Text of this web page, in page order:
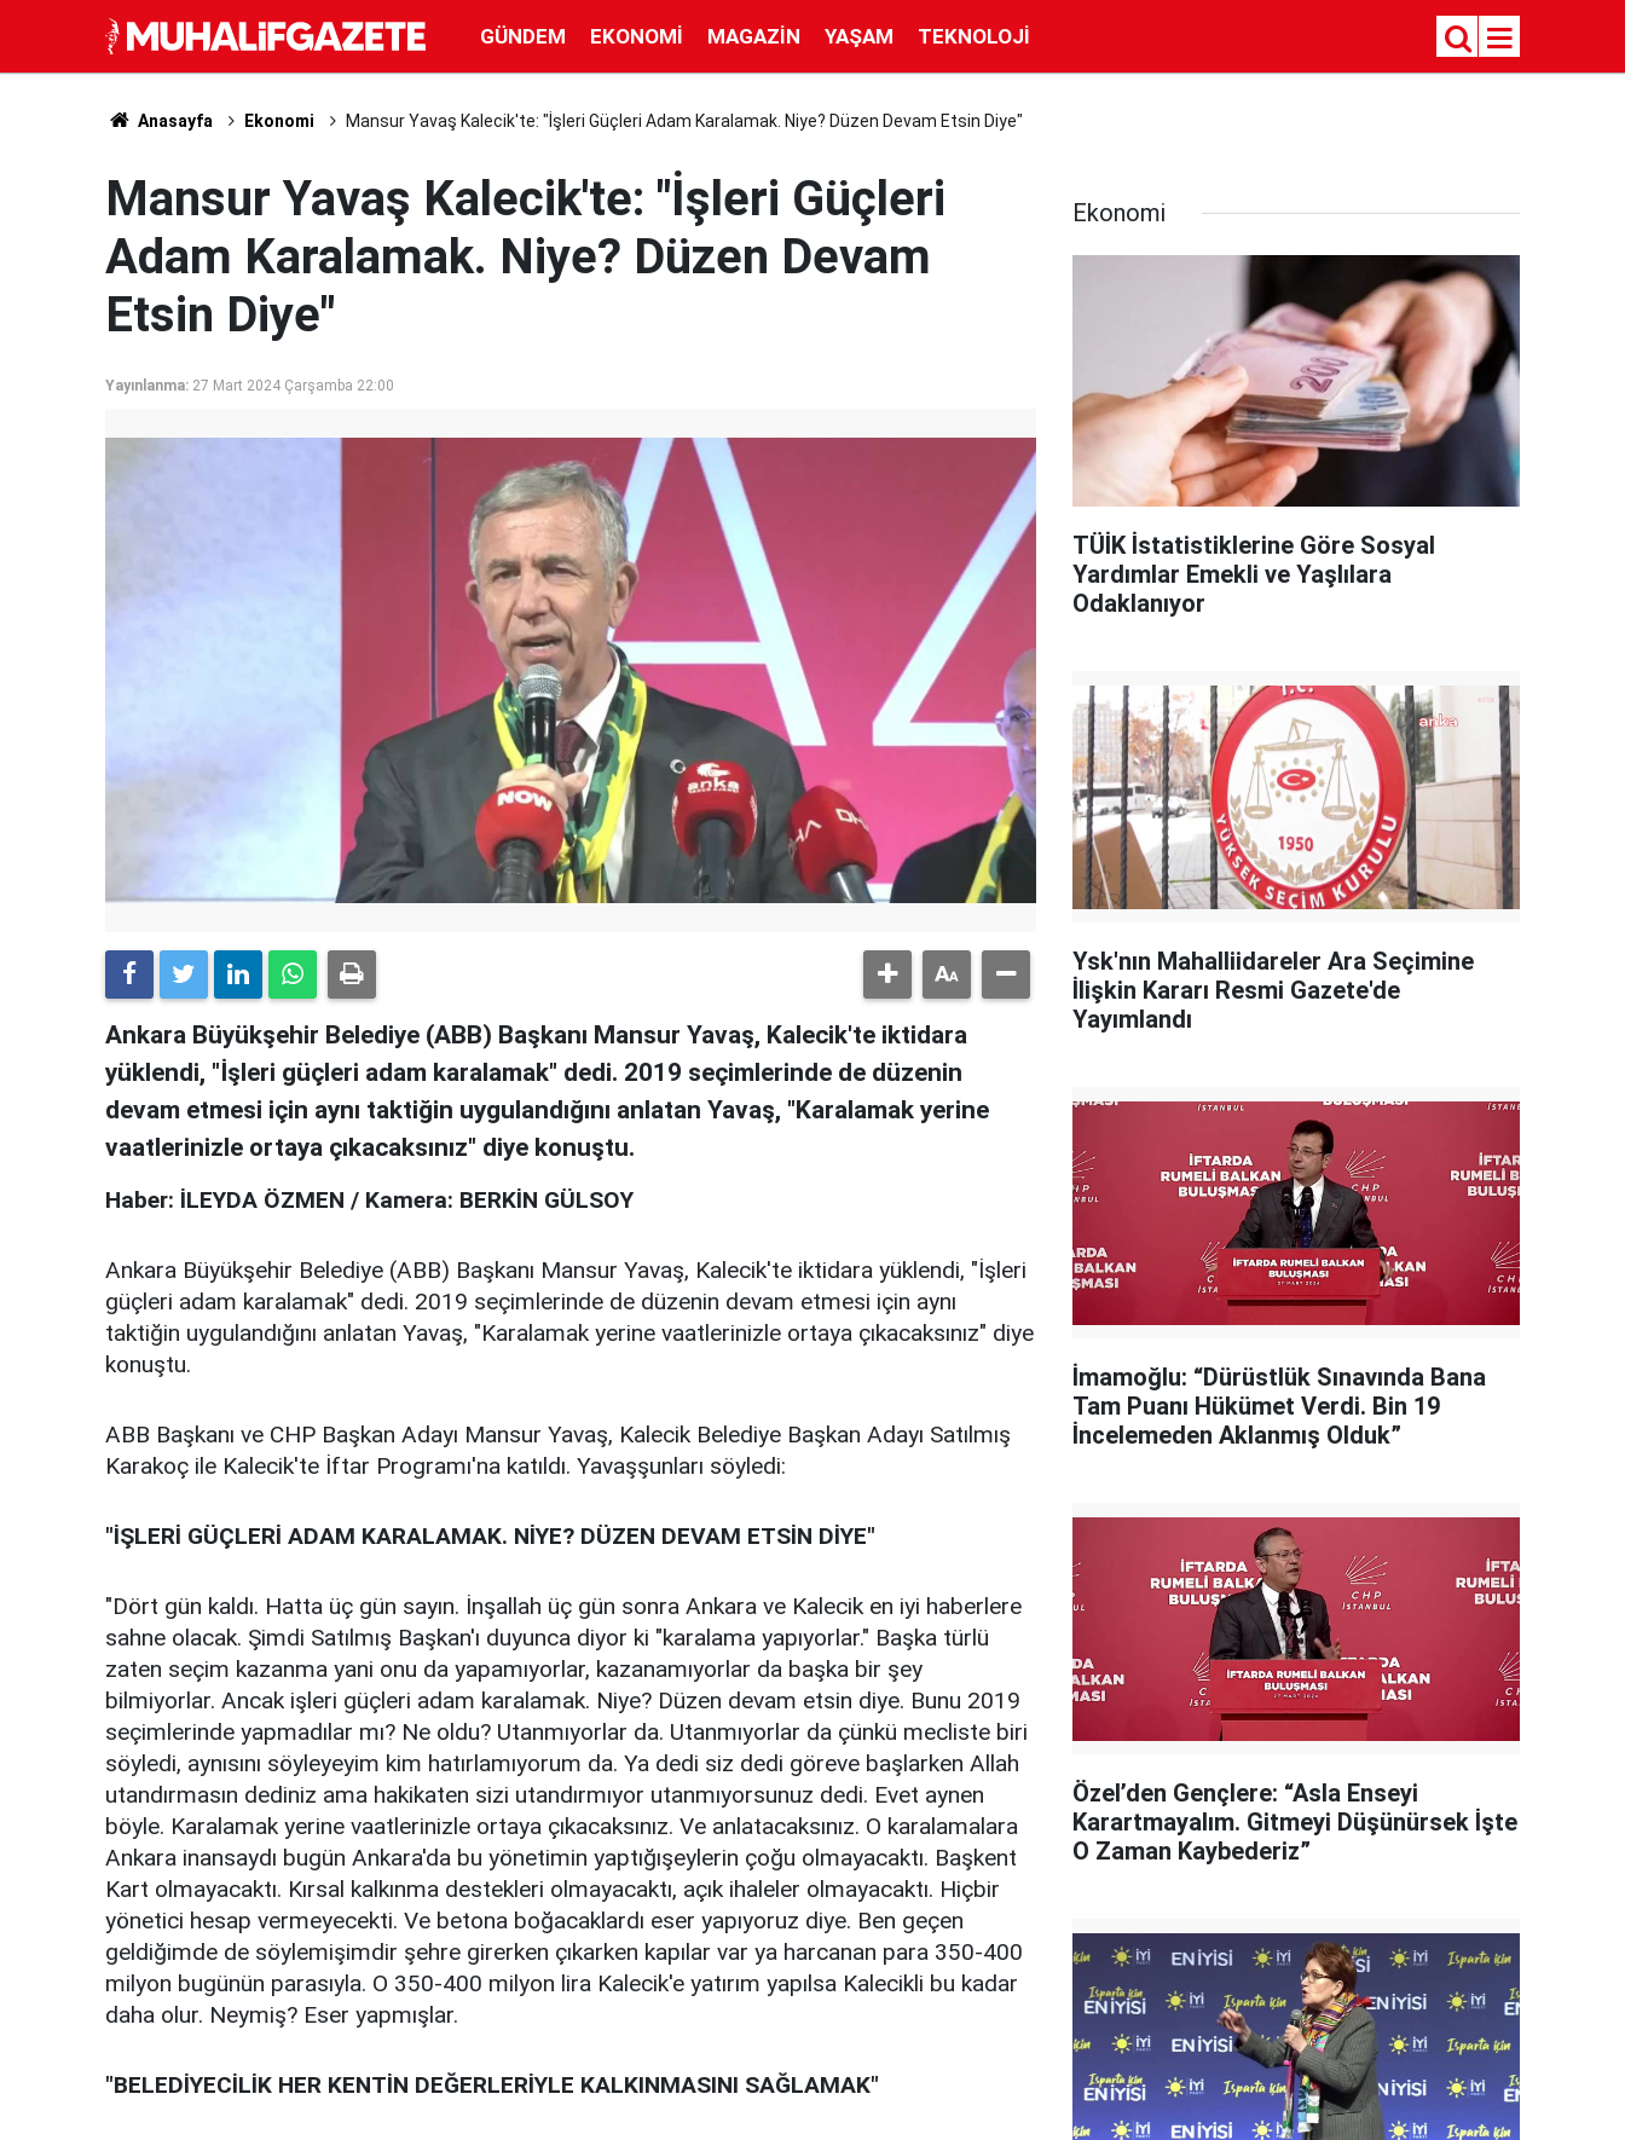
GÜNDEM EKONOMI MAGAZIN YAŞAM TEKNOLOJI
Anasayfa Ekonomi Mansur Yavaş Kalecik'te: "İşleri Güçleri Adam Karalamak. Niye? Düzen Devam Etsin Diye"
Mansur Yavaş Kalecik'te: "İşleri Güçleri
Adam Karalamak. Niye? Düzen Devam
Etsin Diye"
Yayınlanma: 27 Mart 2024 Çarşamba 22:00
Ankara Büyükşehir Belediye (ABB) Başkanı Mansur Yavaş, Kalecik'te iktidara
yüklendi, "İşleri güçleri adam karalamak" dedi. 2019 seçimlerinde de düzenin
devam etmesi için aynı taktiğin uygulandığını anlatan Yavaş, "Karalamak yerine
vaatlerinizle ortaya çıkacaksınız" diye konuştu.
Haber: İLEYDA ÖZMEN / Kamera: BERKİN GÜLSOY
Ankara Büyükşehir Belediye (ABB) Başkanı Mansur Yavaş, Kalecik'te iktidara yüklendi, "İşleri
güçleri adam karalamak" dedi. 2019 seçimlerinde de düzenin devam etmesi için aynı
taktiğin uygulandığını anlatan Yavaş, "Karalamak yerine vaatlerinizle ortaya çıkacaksınız" diye
konuştu.
ABB Başkanı ve CHP Başkan Adayı Mansur Yavaş, Kalecik Belediye Başkan Adayı Satılmış
Karakoç ile Kalecik'te İftar Programı'na katıldı. Yavaşşunları söyledi:
"İŞLERİ GÜÇLERİ ADAM KARALAMAK. NİYE? DÜZEN DEVAM ETSİN DİYE"
"Dört gün kaldı. Hatta üç gün sayın. İnşallah üç gün sonra Ankara ve Kalecik en iyi haberlere
sahne olacak. Şimdi Satılmış Başkan'ı duyunca diyor ki "karalama yapıyorlar." Başka türlü
zaten seçim kazanma yani onu da yapamıyorlar, kazanamıyorlar da başka bir şey
bilmiyorlar. Ancak işleri güçleri adam karalamak. Niye? Düzen devam etsin diye. Bunu 2019
seçimlerinde yapmadılar mı? Ne oldu? Utanmıyorlar da. Utanmıyorlar da çünkü mecliste biri
söyledi, aynısını söyleyeyim kim hatırlamıyorum da. Ya dedi siz dedi göreve başlarken Allah
utandırmasın dediniz ama hakikaten sizi utandırmıyor utanmıyorsunuz dedi. Evet aynen
böyle. Karalamak yerine vaatlerinizle ortaya çıkacaksınız. Ve anlatacaksınız. O karalamalara
Ankara inansaydı bugün Ankara'da bu yönetimin yaptığışeylerin çoğu olmayacaktı. Başkent
Kart olmayacaktı. Kırsal kalkınma destekleri olmayacaktı, açık ihaleler olmayacaktı. Hiçbir
yönetici hesap vermeyecekti. Ve betona boğacaklardı eser yapıyoruz diye. Ben geçen
geldiğimde de söylemişimdir şehre girerken çıkarken kapılar var ya harcanan para 350-400
milyon bugünün parasıyla. O 350-400 milyon lira Kalecik'e yatırım yapılsa Kalecikli bu kadar
daha olur. Neymiş? Eser yapmışlar.
"BELEDİYECİLİK HER KENTİN DEĞERLERİYLE KALKINMASINI SAĞLAMAK"
Ekonomi
TÜİK İstatistiklerine Göre Sosyal
Yardımlar Emekli ve Yaşlılara
Odaklanıyor
Ysk'nın Mahalliidareler Ara Seçimine
İlişkin Kararı Resmi Gazete'de
Yayımlandı
İmamoğlu: “Dürüstlük Sınavında Bana
Tam Puanı Hükümet Verdi. Bin 19
İncelemeden Aklanmış Olduk”
Özel’den Gençlere: “Asla Enseyi
Karartmayalım. Gitmeyi Düşünürsek İşte
O Zaman Kaybederiz”